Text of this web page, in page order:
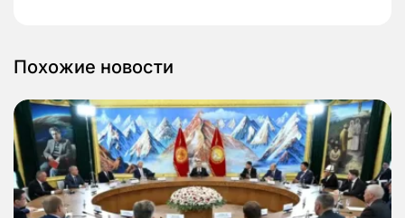
Похожие новости